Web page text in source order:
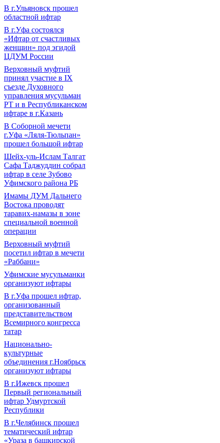
В г.Ульяновск прошел
областной ифтар
В г.Уфа состоялся
«Ифтар от счастливых
женщин» под эгидой
ЦДУМ России
Верховный муфтий
принял участие в IХ
съезде Духовного
управления мусульман
РТ и в Республиканском
ифтаре в г.Казань
В Соборной мечети
г.Уфа «Ляля-Тюльпан»
прошел большой ифтар
Шейх-уль-Ислам Талгат
Сафа Таджуддин собрал
ифтар в селе Зубово
Уфимского района РБ
Имамы ДУМ Дальнего
Востока проводят
таравих-намазы в зоне
специальной военной
операции
Верховный муфтий
посетил ифтар в мечети
«Раббани»
Уфимские мусульманки
организуют ифтары
В г.Уфа прошел ифтар,
организованный
представительством
Всемирного конгресса
татар
Национально-
культурные
объединения г.Ноябрьск
организуют ифтары
В г.Ижевск прошел
Первый региональный
ифтар Удмуртской
Республики
В г.Челябинск прошел
тематический ифтар
«Ураза в башкирской